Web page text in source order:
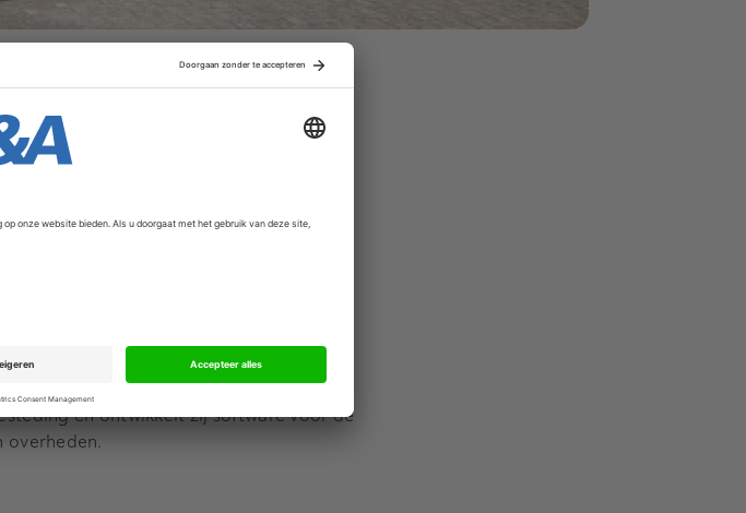
terugtrekken. De deal volgt minder
miljoen naar bijna meer dan 55 miljoen
komt op het moment dat het
terwijl er ook gekeken wordt naar
en jeugdzorg voor jongeren
of gedragsproblemen. Ook biedt de
en ontwikkelt zij software voor de
overheden.